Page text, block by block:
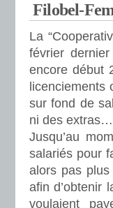
Filobel-
La
février
encore début
sur fond de
ni des extras…
Jusqu’au
salariés pour
alors pas plus
afin d’obtenir
voulaient